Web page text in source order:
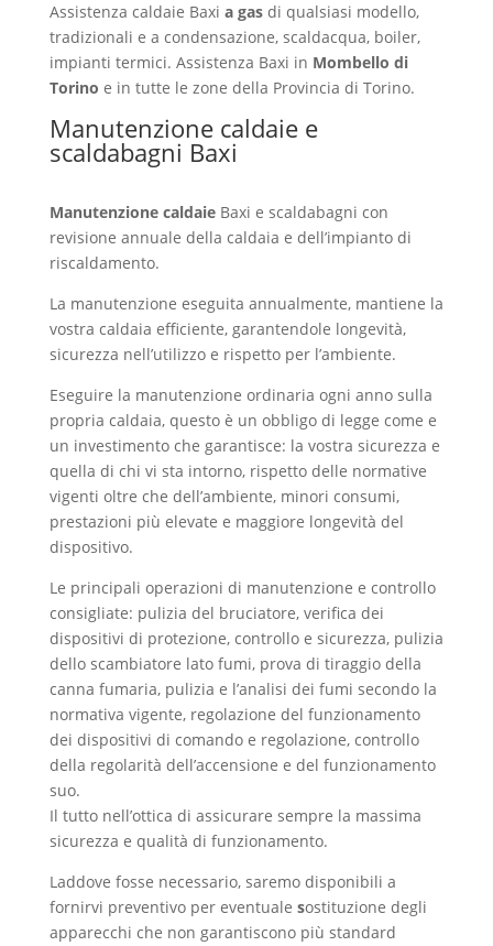
Assistenza caldaie Baxi a gasdi qualsiasi modello,
tradizionali e a condensazione, scaldacqua, boiler,
impianti termici. Assistenza Baxi in Mombello di
Torino e in tutte le zone della Provincia di Torino.
Manutenzione caldaie e
scaldabagni Baxi
Manutenzione caldaieBaxi e scaldabagni con
revisione annuale della caldaia e dell’impianto di
riscaldamento.
La manutenzione eseguita annualmente, mantiene la
vostra caldaia efficiente, garantendole longevità,
sicurezza nell’utilizzo e rispetto per l’ambiente.
Eseguire la manutenzione ordinaria ogni anno sulla
propria caldaia, questo è un obbligo di legge come e
un investimento che garantisce: la vostra sicurezza e
quella di chi vi sta intorno, rispetto delle normative
vigenti oltre che dell’ambiente, minori consumi,
prestazioni più elevate e maggiore longevità del
dispositivo.
Le principali operazioni di manutenzione e controllo
consigliate: pulizia del bruciatore, verifica dei
dispositivi di protezione, controllo e sicurezza, pulizia
dello scambiatore lato fumi, prova di tiraggio della
canna fumaria, pulizia e l’analisi dei fumi secondo la
normativa vigente, regolazione del funzionamento
dei dispositivi di comando e regolazione, controllo
della regolarità dell’accensione e del funzionamento
suo.
Il tutto nell’ottica di assicurare sempre la massima
sicurezza e qualità di funzionamento.
Laddove fosse necessario, saremo disponibili a
fornirvi preventivo per eventuale sostituzione degli
apparecchi che non garantiscono più standard